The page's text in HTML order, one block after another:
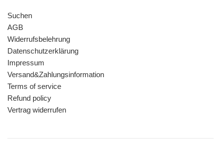
Suchen
AGB
Widerrufsbelehrung
Datenschutzerklärung
Impressum
Versand&Zahlungsinformation
Terms of service
Refund policy
Vertrag widerrufen